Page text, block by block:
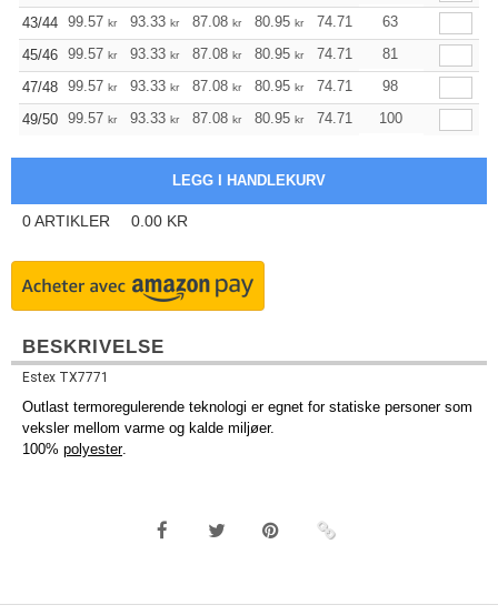
43/44 99.57 kr 93.33 kr 87.08 kr 80.95 kr 74.71 71.58
63
45/46 99.57 kr 93.33 kr 87.08 kr 80.95 kr 74.71 71.58
81
47/48 99.57 kr 93.33 kr 87.08 kr 80.95 kr 74.71 71.58
98
49/50 99.57 kr 93.33 kr 87.08 kr 80.95 kr 74.71 71.58
100
0ARTIKLER 0.00 KR
BESKRIVELSE
Estex TX7771
Outlast termoregulerende teknologi er egnet for statiske personer som
veksler mellom varme og kalde miljøer.
100% polyester.